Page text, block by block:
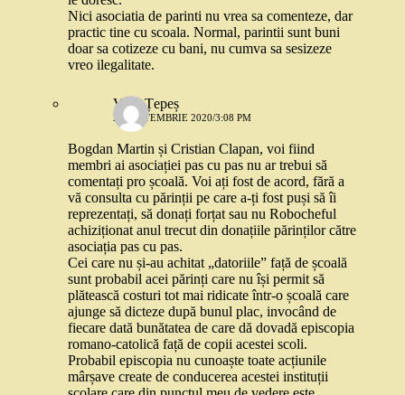
Nici asociatia de parinti nu vrea sa comenteze, dar
practic tine cu scoala. Normal, parintii sunt buni
doar sa cotizeze cu bani, nu cumva sa sesizeze
vreo ilegalitate.
Vlad Țepeș
22 SEPTEMBRIE 2020/3:08 PM
Bogdan Martin și Cristian Clapan, voi fiind
membri ai asociației pas cu pas nu ar trebui să
comentați pro școală. Voi ați fost de acord, fără a
vă consulta cu părinții pe care a-ți fost puși să îi
reprezentați, să donați forțat sau nu Robocheful
achiziționat anul trecut din donațiile părinților către
asociația pas cu pas.
Cei care nu și-au achitat „datoriile” față de școală
sunt probabil acei părinți care nu își permit să
plătească costuri tot mai ridicate într-o școală care
ajunge să dicteze după bunul plac, invocând de
fiecare dată bunătatea de care dă dovadă episcopia
romano-catolică față de copii acestei scoli.
Probabil episcopia nu cunoaște toate acțiunile
mârșave create de conducerea acestei instituții